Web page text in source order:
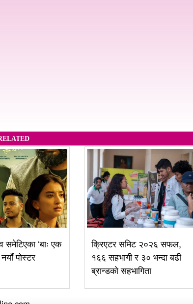
समेटिएका ‘बाः एक
नयाँ पोस्टर
क्रिएटर समिट २०२६ सफल,
१६६ सहभागी र ३० भन्दा बढी
ब्रान्डको सहभागिता